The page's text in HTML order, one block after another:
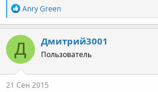
Р
е
а
к
ц
и
и
:
Anry Green
Д Дмитрий3001
Пользователь
21 Сен 2015